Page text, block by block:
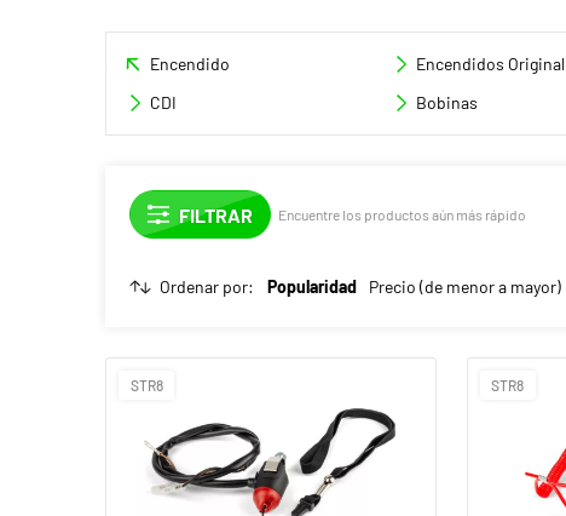
Encendido Encendidos Original
CDI
Bobinas
Encuentre los productos aún más rápido
Ordenar por: Popularidad Precio (de menor a mayor)
STR8 STR8